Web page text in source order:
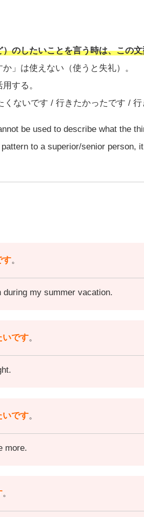
のしたいことを言う時は、この
」は使えない（使うと失礼）。
する。
ないです / 行きたかったです /
be used to describe what the
to a superior/senior person,
す。
during my summer vacation.
いです。
いです。
more.
。